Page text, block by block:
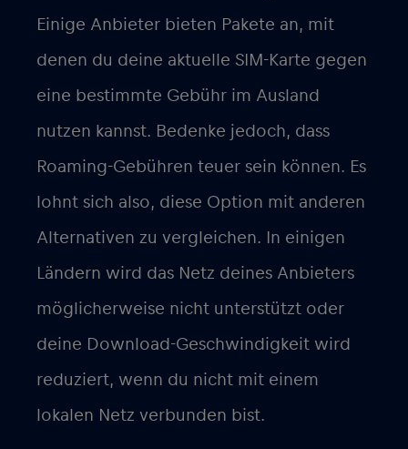
Einige Anbieter bieten Pakete an, mit
denen du deine aktuelle SIM-Karte gegen
eine bestimmte Gebühr im Ausland
nutzen kannst. Bedenke jedoch, dass
Roaming-Gebühren teuer sein können. Es
lohnt sich also, diese Option mit anderen
Alternativen zu vergleichen. In einigen
Ländern wird das Netz deines Anbieters
möglicherweise nicht unterstützt oder
deine Download-Geschwindigkeit wird
reduziert, wenn du nicht mit einem
lokalen Netz verbunden bist.